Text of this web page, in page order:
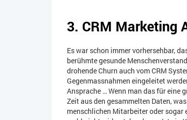
3. CRM Marketing
Es war schon immer vorhersehbar,
berühmte gesunde
drohende Churn auch vom CRM
Gegenmassnahmen eingeleitet
Ansprache … Wenn man das für eine
Zeit aus den gesammelten Daten,
menschlichen Mitarbeiter oder sogar